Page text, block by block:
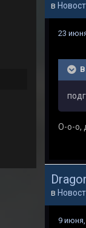
в
23
О-о-о,
в
9